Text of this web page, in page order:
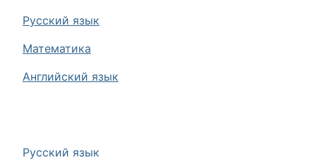
Русский язык
Русский язык
Математика
Английский язык